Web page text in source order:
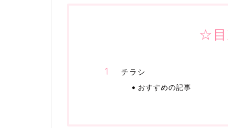
☆
チラシ
おすすめの記事